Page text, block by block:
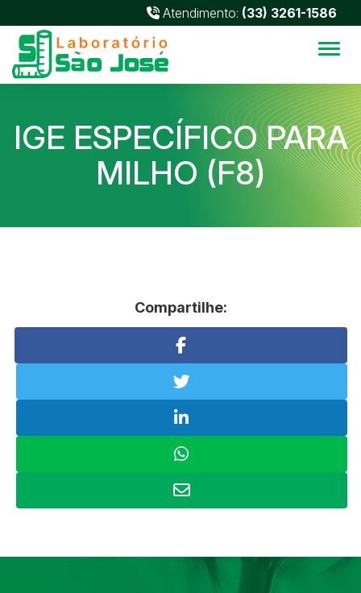
Atendimento: (33) 3261-1586
IGE ESPECÍFICO PARA
MILHO (F8)
Compartilhe: